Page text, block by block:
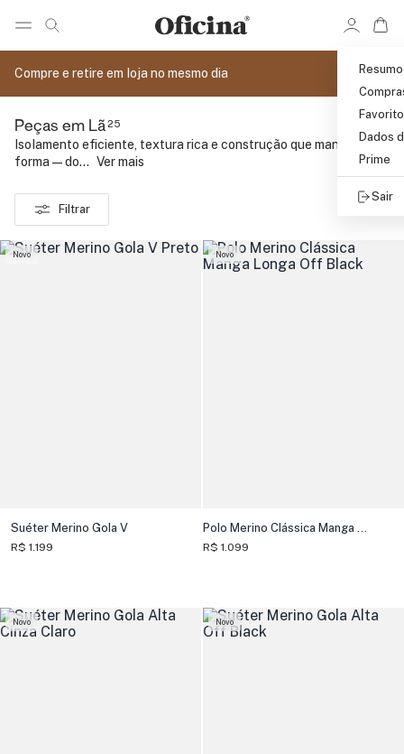
Ir para pagina de pesquisa
Resumo
Dados
Prime
Sair
Ir
Compre e retire em loja no mesmo dia
Peças em Lã25
Isolamento eficiente, textura rica e construção que mantém a
forma — do... Ver mais
Filtrar
Novo
Suéter Merino Gola V
R$ 1.199
Novo
R$ 1.099
Novo Novo